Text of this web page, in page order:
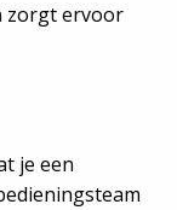
zorgt ervoor
je een